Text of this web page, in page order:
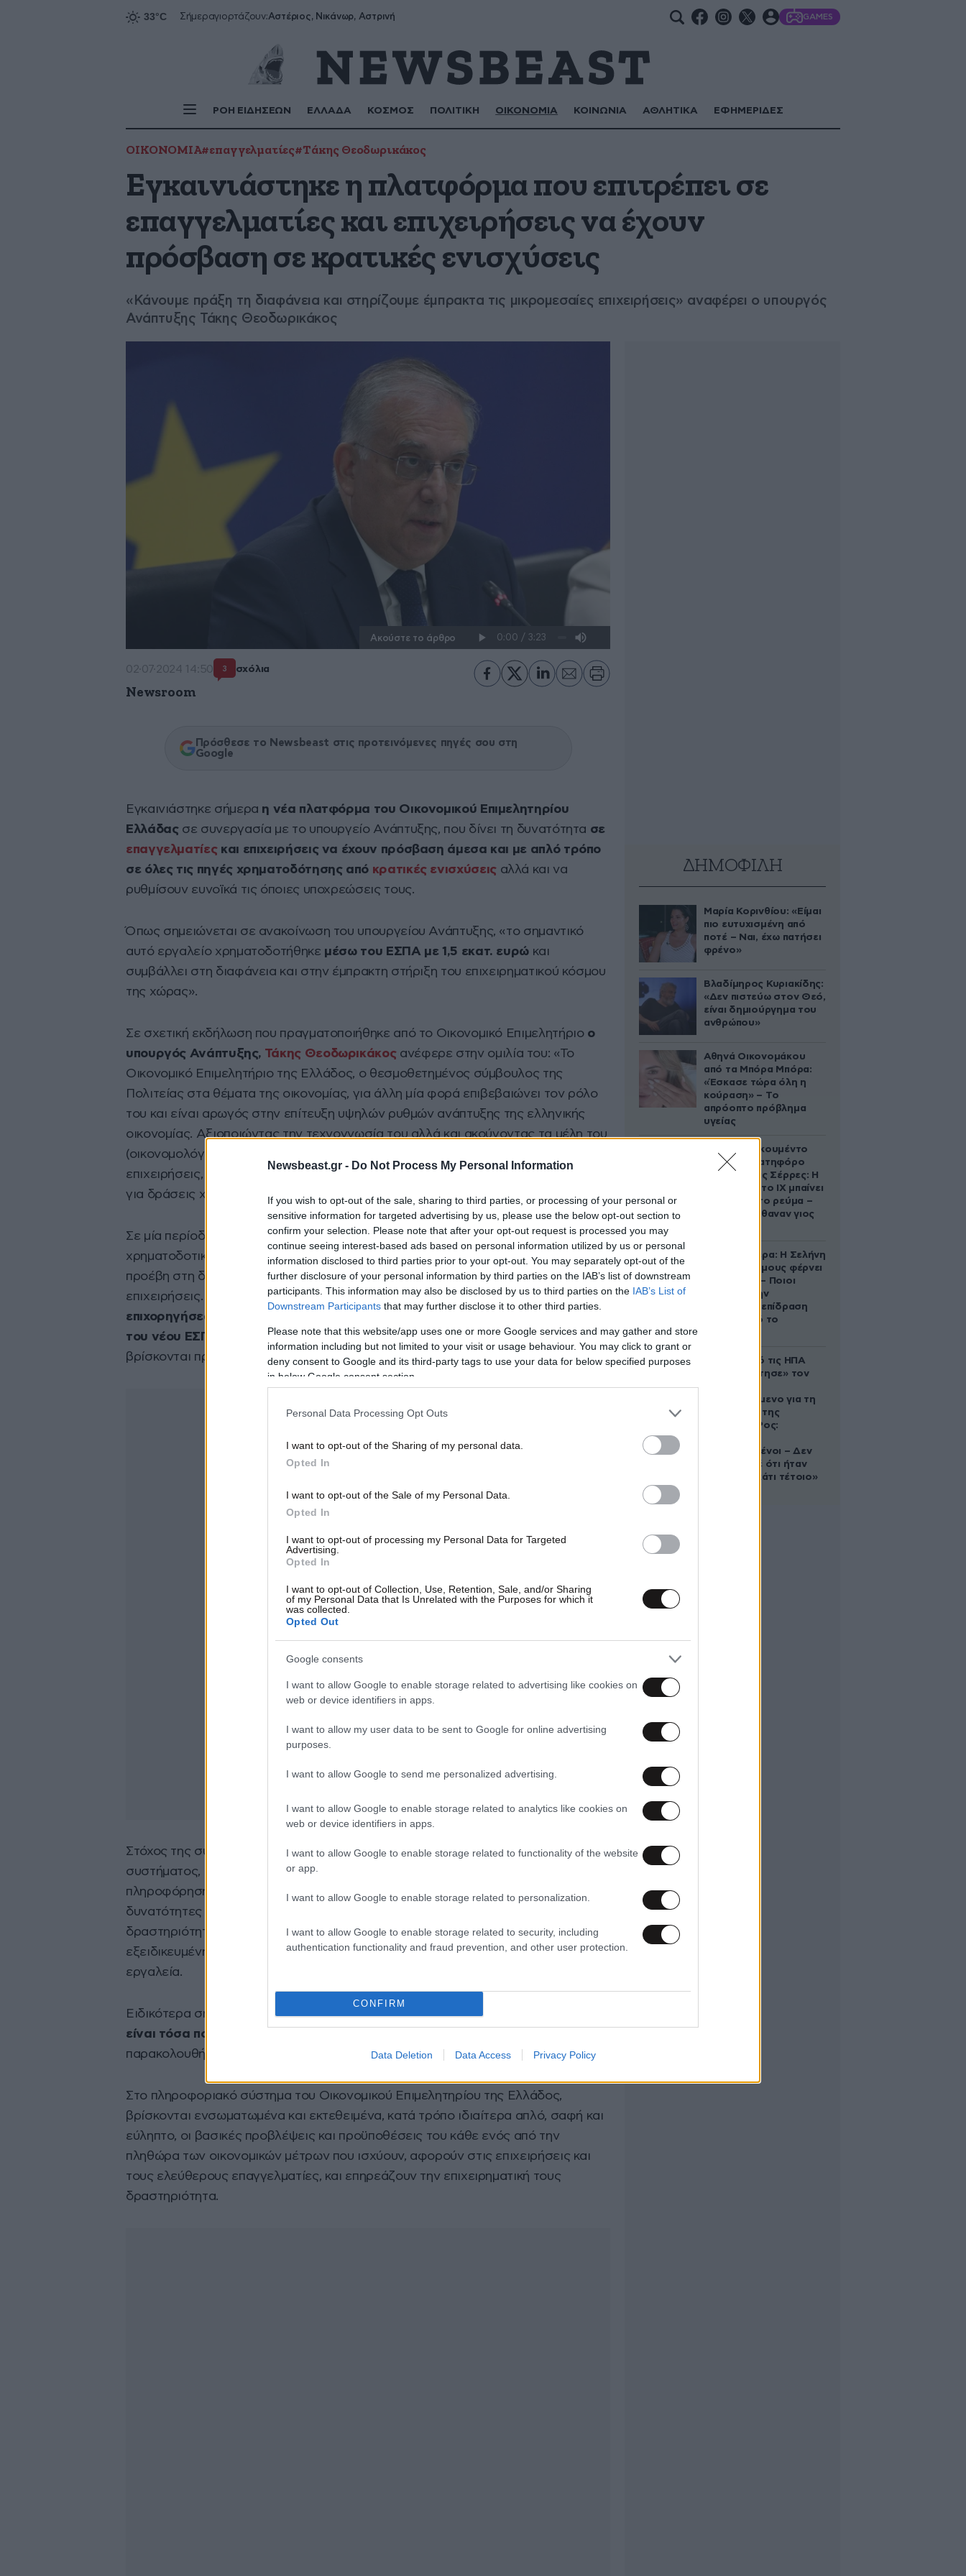
Newsbeast.gr - Do Not Process My Personal Information
If you wish to opt-out of the sale, sharing to third parties, or processing of your personal or
sensitive information for targeted advertising by us, please use the below opt-out section to
confirm your selection. Please note that after your opt-out request is processed you may
continue seeing interest-based ads based on personal information utilized by us or personal
information disclosed to third parties prior to your opt-out. You may separately opt-out of the
further disclosure of your personal information by third parties on the IAB’s list of downstream
participants. This information may also be disclosed by us to third parties on the IAB’s List of
Downstream Participants that may further disclose it to other third parties.
Please note that this website/app uses one or more Google services and may gather and store
information including but not limited to your visit or usage behaviour. You may click to grant or
deny consent to Google and its third-party tags to use your data for below specified purposes
in below Google consent section.
Personal Data Processing Opt Outs
I want to opt-out of the Sharing of my personal data.
Opted In
I want to opt-out of the Sale of my Personal Data.
Opted In
I want to opt-out of processing my Personal Data for Targeted
Advertising.
Opted In
I want to opt-out of Collection, Use, Retention, Sale, and/or Sharing
of my Personal Data that Is Unrelated with the Purposes for which it
was collected.
Opted Out
Google consents
I want to allow Google to enable storage related to advertising like cookies on
web or device identifiers in apps.
I want to allow my user data to be sent to Google for online advertising
purposes.
I want to allow Google to send me personalized advertising.
I want to allow Google to enable storage related to analytics like cookies on
web or device identifiers in apps.
I want to allow Google to enable storage related to functionality of the website
or app.
I want to allow Google to enable storage related to personalization.
I want to allow Google to enable storage related to security, including
authentication functionality and fraud prevention, and other user protection.
CONFIRM
Data Deletion Data Access Privacy Policy
Σήμεραγιορτάζουν:Αστέριος, Νικάνωρ, Αστρινή GAMES
ΡΟΗ ΕΙΔΗΣΕΩΝ ΕΛΛΑΔΑ ΚΟΣΜΟΣ ΠΟΛΙΤΙΚΗ ΟΙΚΟΝΟΜΙΑ ΚΟΙΝΩΝΙΑ ΑΘΛΗΤΙΚΑ ΕΦΗΜΕΡΙΔΕΣ
ΟΙΚΟΝΟΜΙΑ#επαγγελματίες#Τάκης Θεοδωρικάκος
Εγκαινιάστηκε η πλατφόρμα που επιτρέπει σε
επαγγελματίες και επιχειρήσεις να έχουν
πρόσβαση σε κρατικές ενισχύσεις
«Κάνουμε πράξη τη διαφάνεια και στηρίζουμε έμπρακτα τις μικρομεσαίες επιχειρήσεις» αναφέρει ο υπουργός
Ανάπτυξης Τάκης Θεοδωρικάκος
Ακούστε το άρθρο
02·07·2024 14:50 3 σχόλια
Newsroom
Πρόσθεσε το Newsbeast στις προτεινόμενες πηγές σου στη
Google
Εγκαινιάστηκε σήμερα η νέα πλατφόρμα του Οικονομικού Επιμελητηρίου
Ελλάδας σε συνεργασία με το υπουργείο Ανάπτυξης, που δίνει τη δυνατότητα σε
επαγγελματίες και επιχειρήσεις να έχουν πρόσβαση άμεσα και με απλό τρόπο
σε όλες τις πηγές χρηματοδότησης από κρατικές ενισχύσεις αλλά και να
ρυθμίσουν ευνοϊκά τις όποιες υποχρεώσεις τους.
Όπως σημειώνεται σε ανακοίνωση του υπουργείου Ανάπτυξης, «το σημαντικό
αυτό εργαλείο χρηματοδοτήθηκε μέσω του ΕΣΠΑ με 1,5 εκατ. ευρώ και
συμβάλλει στη διαφάνεια και στην έμπρακτη στήριξη του επιχειρηματικού κόσμου
της χώρας».
Σε σχετική εκδήλωση που πραγματοποιήθηκε από το Οικονομικό Επιμελητήριοο
υπουργός Ανάπτυξης, Τάκης Θεοδωρικάκος ανέφερε στην ομιλία του: «Το
Οικονομικό Επιμελητήριο της Ελλάδος, ο θεσμοθετημένος σύμβουλος της
Πολιτείας στα θέματα της οικονομίας, για άλλη μία φορά επιβεβαιώνει τον ρόλο
του και είναι αρωγός στην επίτευξη υψηλών ρυθμών ανάπτυξης της ελληνικής
οικονομίας. Αξιοποιώντας την τεχνογνωσία του αλλά και ακούγοντας τα μέλη του
(οικονομολόγους – λογιστές) που έχουν καθημερινή επαφή με τους πολίτες και τις
επιχειρήσεις, προχώρησε στη δημιουργία μίας πλατφόρμας που θα ενημερώνει
για δράσεις χρηματοδότησης και νέων ρυθμίσεων.
Σε μία περίοδο, όπου όλοι μας αντιλαμβανόμαστε το ρόλο των διαθέσιμων
χρηματοδοτικών εργαλείων για την οικονομία, το Οικονομικό Επιμελητήριο
προέβη στη δημιουργία ενός χρήσιμου εργαλείου ενημέρωσης για τις
επιχειρήσεις.
Η απορρόφηση των ευρωπαϊκών κονδυλίων (δανείων και
επιχορηγήσεων) τόσο του Ταμείου Ανάκαμψης και Ανθεκτικότητας όσο και
του νέου ΕΣΠΑ, αποτελεί στοίχημα για την Πολιτείακαι τέτοιες πρωτοβουλίες
βρίσκονται προς τη σωστή κατεύθυνση.
Στόχος της συγκεκριμένης δράσης είναι μέσω ενός νέου πληροφοριακού
συστήματος, ο χρήστης να λαμβάνει αποτελεσματική και ουσιαστική
πληροφόρησης αναφορικά με τις βασικές οικονομικές ρυθμίσεις καθώς και τις
δυνατότητες κρατικής ενίσχυσης που αφορούν την επιχειρηματική τους
δραστηριότητα. Συνεπώς, θα παρέχεται η δυνατότητα πρόσβασης σε
εξειδικευμένη πληροφόρηση που θα αφορά στα διαθέσιμα χρηματοδοτικά
εργαλεία.
Ειδικότερα σήμερα,
όπου τα διαθέσιμα χρηματοδοτικά εργαλεία και κονδύλια
είναι τόσα πολλά
παρακολουθήσουν τις εξελίξεις.
Στο πληροφοριακό σύστημα του Οικονομικού Επιμελητηρίου της Ελλάδος,
βρίσκονται ενσωματωμένα και εκτεθειμένα, κατά τρόπο ιδιαίτερα απλό, σαφή και
εύληπτο, οι βασικές προβλέψεις και προϋποθέσεις του κάθε ενός από την
πληθώρα των οικονομικών μέτρων που ισχύουν, αφορούν στις επιχειρήσεις και
τους ελεύθερους επαγγελματίες, και επηρεάζουν την επιχειρηματική τους
δραστηριότητα.
ΔΗΜΟΦΙΛΗ
Μαρία Κορινθίου: «Είμαι
πιο ευτυχισμένη από
ποτέ – Ναι, έχω πατήσει
φρένο»
Βλαδίμηρος Κυριακίδης:
«Δεν πιστεύω στον Θεό,
είναι δημιούργημα του
ανθρώπου»
Αθηνά Οικονομάκου
από τα Μπόρα Μπόρα:
«Έσκασε τώρα όλη η
κούραση» – Το
απρόοπτο πρόβλημα
υγείας
Βίντεο-ντοκουμέντο
από το θανατηφόρο
τροχαίο στις Σέρρες: Η
στιγμή που το ΙΧ μπαίνει
στο αντίθετο ρεύμα –
Ακαριαία πέθαναν γιος
Ζώδια σήμερα: Η Σελήνη
στους Διδύμους φέρνει
ανατροπές – Ποιοι
δέχονται την
ευεργετική επίδραση
του Δία από το
Ζευγάρι από τις ΗΠΑ
που «υιοθέτησε» τον
κατηγορούμενο για τη
δολοφονία της
Ελίζαμπεθ Ρος:
συντετριμμένοι – Δεν
έδειξε ποτέ ότι ήταν
ικανός για κάτι τέτοιο»